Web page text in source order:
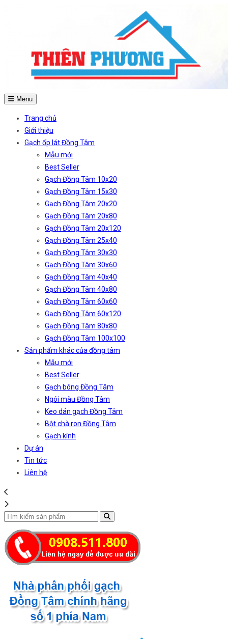
Menu
Trang chủ
Giới thiệu
Gạch ốp lát Đồng Tâm
Mẫu mới
Best Seller
Gạch Đồng Tâm 10x20
Gạch Đồng Tâm 15x30
Gạch Đồng Tâm 20x20
Gạch Đồng Tâm 20x80
Gạch Đồng Tâm 20x120
Gạch Đồng Tâm 25x40
Gạch Đồng Tâm 30x30
Gạch Đồng Tâm 30x60
Gạch Đồng Tâm 40x40
Gạch Đồng Tâm 40x80
Gạch Đồng Tâm 60x60
Gạch Đồng Tâm 60x120
Gạch Đồng Tâm 80x80
Gạch Đồng Tâm 100x100
Sản phẩm khác của đồng tâm
Mẫu mới
Best Seller
Gạch bông Đồng Tâm
Ngói màu Đồng Tâm
Keo dán gạch Đồng Tâm
Bột chà ron Đồng Tâm
Gạch kính
Dự án
Tin tức
Liên hệ